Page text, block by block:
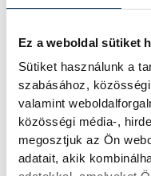
Ez a weboldal sütiket
Sütiket használunk a
szabásához,
valamint
közösségi média-,
megosztjuk az Ön
adatait, akik